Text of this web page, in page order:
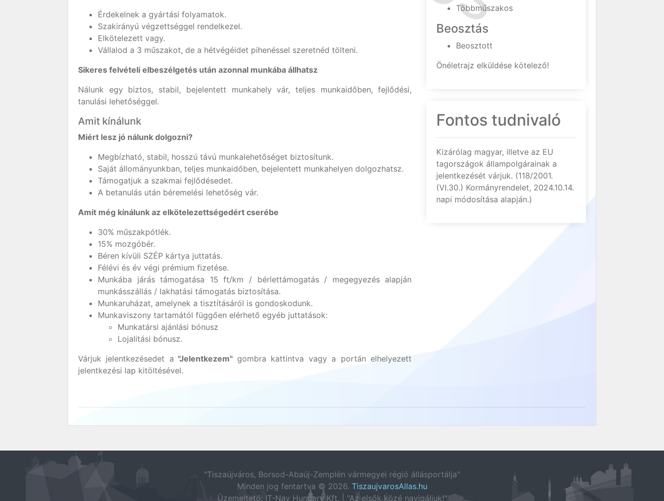
Érdekelnek a gyártási folyamatok.
Szakirányú végzettséggel rendelkezel.
Elkötelezett vagy.
Vállalod a 3 műszakot, de a hétvégéidet pihenéssel szeretnéd tölteni.
Sikeres felvételi elbeszélgetés után azonnal munkába állhatsz
Nálunk egy biztos, stabil, bejelentett munkahely vár, teljes munkaidőben, fejlődési,
tanulási lehetőséggel.
Amit kínálunk
Miért lesz jó nálunk dolgozni?
Megbízható, stabil, hosszú távú munkalehetőséget biztosítunk.
Saját állományunkban, teljes munkaidőben, bejelentett munkahelyen dolgozhatsz.
Támogatjuk a szakmai fejlődésedet.
A betanulás után béremelési lehetőség vár.
Amit még kínálunk az elkötelezettségedért cserébe
30% műszakpótlék.
15% mozgóbér.
Béren kívüli SZÉP kártya juttatás.
Félévi és év végi prémium fizetése.
Munkába járás támogatása 15 ft/km / bérlettámogatás / megegyezés alapján
munkásszállás / lakhatási támogatás biztosítása.
Munkaruházat, amelynek a tisztításáról is gondoskodunk.
Munkaviszony tartamától függően elérhető egyéb juttatások:
Munkatársi ajánlási bónusz
Lojalitási bónusz.
Várjuk jelentkezésedet a "Jelentkezem" gombra kattintva vagy a portán elhelyezett
jelentkezési lap kitöltésével.
Többműszakos
Beosztás
Beosztott
Önéletrajz elküldése kötelező!
Fontos tudnivaló
Kizárólag magyar, illetve az EU
tagországok állampolgárainak a
jelentkezését várjuk. (118/2001.
(VI.30.) Kormányrendelet, 2024.10.14.
napi módosítása alapján.)
"Tiszaújváros, Borsod-Abaúj-Zemplén vármegyei régió állásportálja"
Minden jog fentartva © 2026. TiszaujvarosAllas.hu
Üzemeltető: IT-Nav Hungary Kft. | "Az elsők közé navigáljuk!"